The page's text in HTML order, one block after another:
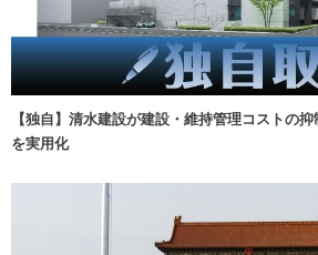
【独自】清水建設が建設・維持管理コストの
を実用化